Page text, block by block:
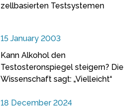
zellbasierten Testsystemen
15 January 2003
Kann Alkohol den
Testosteronspiegel steigern? Die
Wissenschaft sagt: „Vielleicht“
18 December 2024